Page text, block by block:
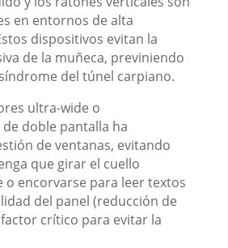
en entornos de alta
dispositivos evitan la
de la muñeca, previniendo
del túnel carpiano.
ultra-wide o
doble pantalla ha
de ventanas, evitando
que girar el cuello
o encorvarse para leer textos
del panel (reducción de
crítico para evitar la